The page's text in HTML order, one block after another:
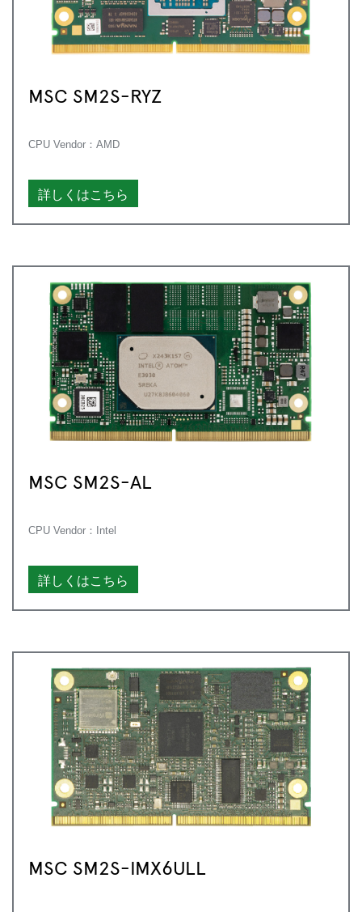
MSC SM2S-RYZ
CPU Vendor：AMD
詳しくはこちら
MSC SM2S-AL
CPU Vendor：Intel
詳しくはこちら
MSC SM2S-IMX6ULL